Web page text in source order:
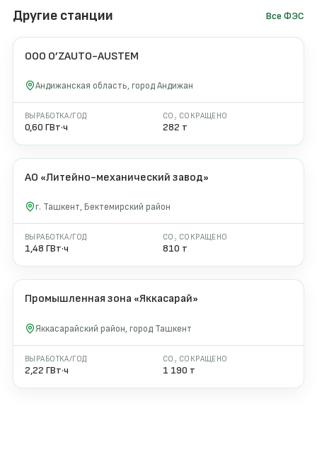
Другие станции Все ФЭС
370 кВт
OOO O’ZAUTO-AUSTEM
Андижанская область, город Андижан
ВЫРАБОТКА/ГОД
0,60 ГВт·ч
CO₂ СОКРАЩЕНО
282 т
1 000 кВт
АО «Литейно-механический завод»
г. Ташкент, Бектемирский район
ВЫРАБОТКА/ГОД
1,48 ГВт·ч
CO₂ СОКРАЩЕНО
810 т
1 500 кВт
Промышленная зона «Яккасарай»
Яккасарайский район, город Ташкент
ВЫРАБОТКА/ГОД
2,22 ГВт·ч
CO₂ СОКРАЩЕНО
1 190 т